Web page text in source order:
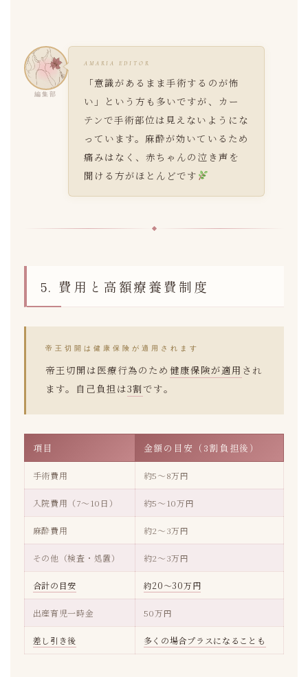
編集部
AMARIA EDITOR
「意識があるまま手術するのが怖
い」という方も多いですが、カー
テンで手術部位は見えないようにな
っています。麻酔が効いているため
痛みはなく、赤ちゃんの泣き声を
聞ける方がほとんどです
5. 費用と高額療養費制度
帝王切開は健康保険が適用されます
帝王切開は医療行為のため 健康保険が適用 され
ます。自己負担は3割です。
項目 金額の目安（3割負担後）
手術費用 約5〜8万円
入院費用（7〜10日） 約5〜10万円
麻酔費用 約2〜3万円
その他（検査・処置） 約2〜3万円
合計の目安 約20〜30万円
出産育児一時金 50万円
差し引き後 多くの場合プラスになることも